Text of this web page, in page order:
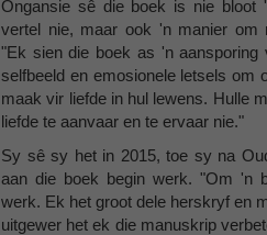
Ongansie sê die boek is nie bloot
vertel nie, maar ook 'n manier om
"Ek sien die boek as 'n
selfbeeld en emosionele letsels om
maak vir liefde in hul lewens. Hulle
liefde te aanvaar en te ervaar nie."
Sy sê sy het in 2015, toe sy na
aan die boek begin werk. "Om 'n
werk. Ek het groot dele herskryf en
uitgewer het ek die manuskrip